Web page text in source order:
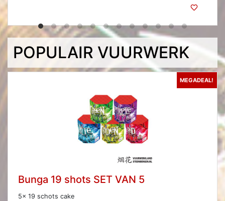
POPULAIR VUURWERK
MEGADEAL!
Bunga 19 shots SET VAN 5
5x 19 schots cake